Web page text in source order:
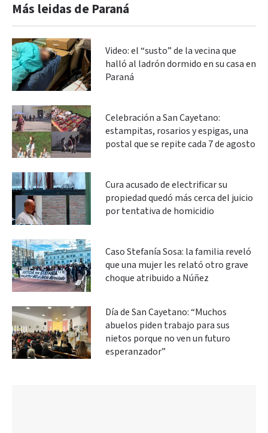
Más leidas de Paraná
Video: el “susto” de la vecina que
halló al ladrón dormido en su casa en
Paraná
Celebración a San Cayetano:
estampitas, rosarios y espigas, una
postal que se repite cada 7 de agosto
Cura acusado de electrificar su
propiedad quedó más cerca del juicio
por tentativa de homicidio
Caso Stefanía Sosa: la familia reveló
que una mujer les relató otro grave
choque atribuido a Núñez
Día de San Cayetano: “Muchos
abuelos piden trabajo para sus
nietos porque no ven un futuro
esperanzador”